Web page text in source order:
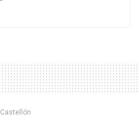
Castellón